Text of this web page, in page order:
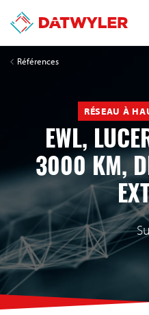
Références
RÉSEAU À
EWL,
3000 KM,